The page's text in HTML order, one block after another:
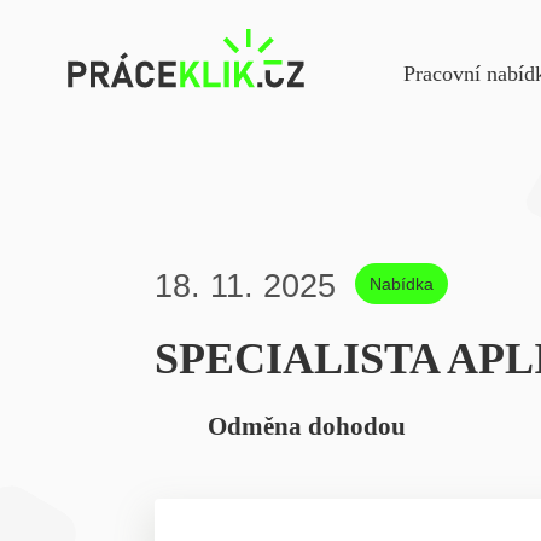
Pracovní
18. 11. 2025 Nabídka
SPECIALISTA
Odměna dohodou